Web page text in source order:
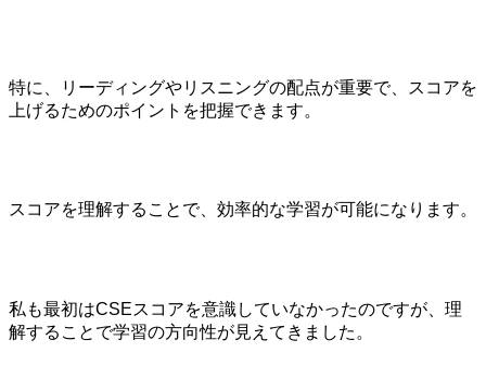
特に、リーディングやリスニングの配点が重要で、スコアを
上げるためのポイントを把握できます。
スコアを理解することで、効率的な学習が可能になります。
私も最初はCSEスコアを意識していなかったのですが、理
解することで学習の方向性が見えてきました。